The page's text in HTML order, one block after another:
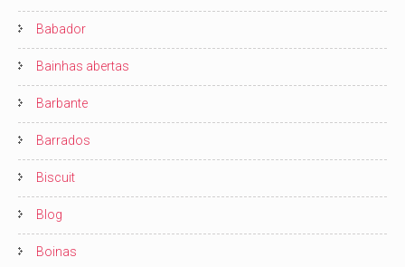
Babador
Bainhas abertas
Barbante
Barrados
Biscuit
Blog
Boinas